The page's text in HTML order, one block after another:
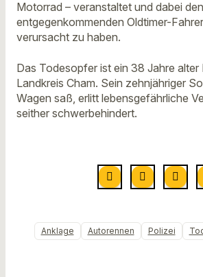
Motorrad – veranstaltet und dabei
entgegenkommenden Oldtimer-
verursacht zu haben.
Das Todesopfer ist ein 38 Jahre alter
Landkreis Cham. Sein zehnjähriger
Wagen saß, erlitt lebensgefährliche
seither schwerbehindert.
Anklage Autorennen Polizei